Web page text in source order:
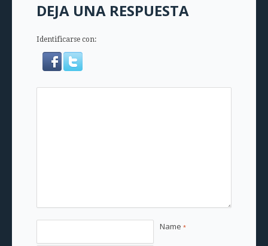
DEJA UNA RESPUESTA
Identificarse con:
Name *